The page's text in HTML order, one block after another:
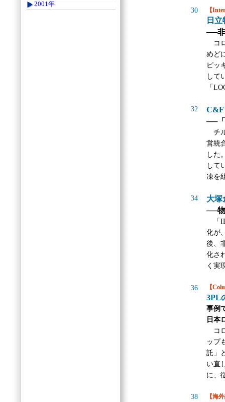
30 【
日
──
コ
めど
ピッ
して
「
32
C&F
──
チ
営統
した
して
凍を
34
大塚
──
「
化が
後、
化さ
く実
36 【
3PL
事例
日本
コ
ップ
託」
い直
に、
38 【海
2001年